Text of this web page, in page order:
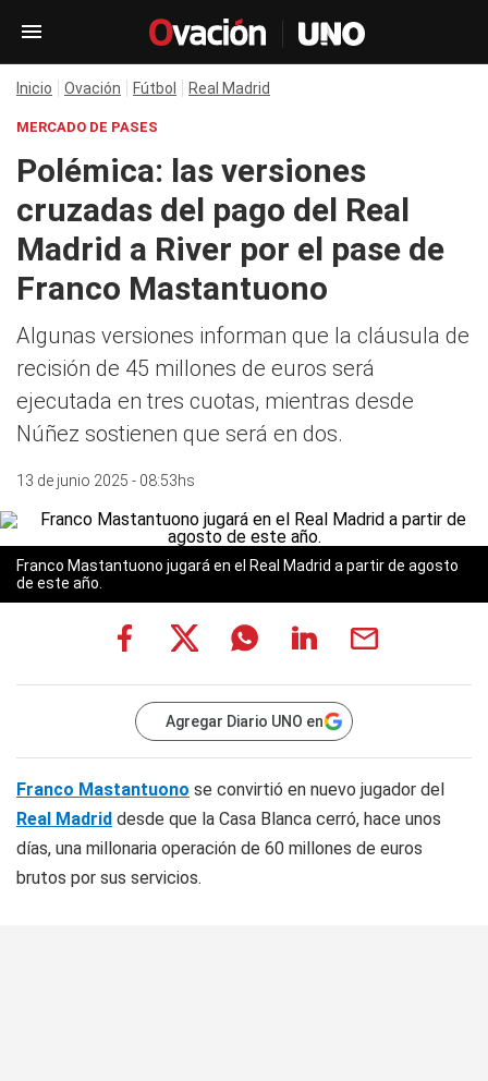
Inicio Ovación Fútbol Real Madrid
MERCADO DE PASES
Polémica: las versiones
cruzadas del pago del Real
Madrid a River por el pase de
Franco Mastantuono
Algunas versiones informan que la cláusula de
recisión de 45 millones de euros será
ejecutada en tres cuotas, mientras desde
Núñez sostienen que será en dos.
13 de junio 2025 - 08:53hs
Franco Mastantuono jugará en el Real Madrid a partir de agosto
de este año.
Agregar Diario UNO en
Franco Mastantuono se convirtió en nuevo jugador del
Real Madrid desde que la Casa Blanca cerró, hace unos
días, una millonaria operación de 60 millones de euros
brutos por sus servicios.